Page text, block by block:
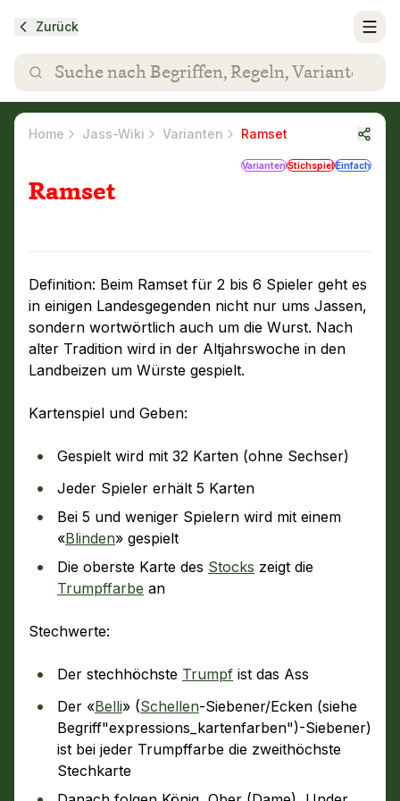
Zurück
Home Jass-Wiki Varianten Ramset
VariantenStichspielEinfach
Ramset
Definition: Beim Ramset für 2 bis 6 Spieler geht es
in einigen Landesgegenden nicht nur ums Jassen,
sondern wortwörtlich auch um die Wurst. Nach
alter Tradition wird in der Altjahrswoche in den
Landbeizen um Würste gespielt.
Kartenspiel und Geben:
Gespielt wird mit 32 Karten (ohne Sechser)
Jeder Spieler erhält 5 Karten
Bei 5 und weniger Spielern wird mit einem
«Blinden» gespielt
Die oberste Karte des Stocks zeigt die
Trumpffarbe an
Stechwerte:
Der stechhöchste Trumpf ist das Ass
Der «Belli» (Schellen-Siebener/Ecken (siehe
Begriff"expressions_kartenfarben")-Siebener)
ist bei jeder Trumpffarbe die zweithöchste
Stechkarte